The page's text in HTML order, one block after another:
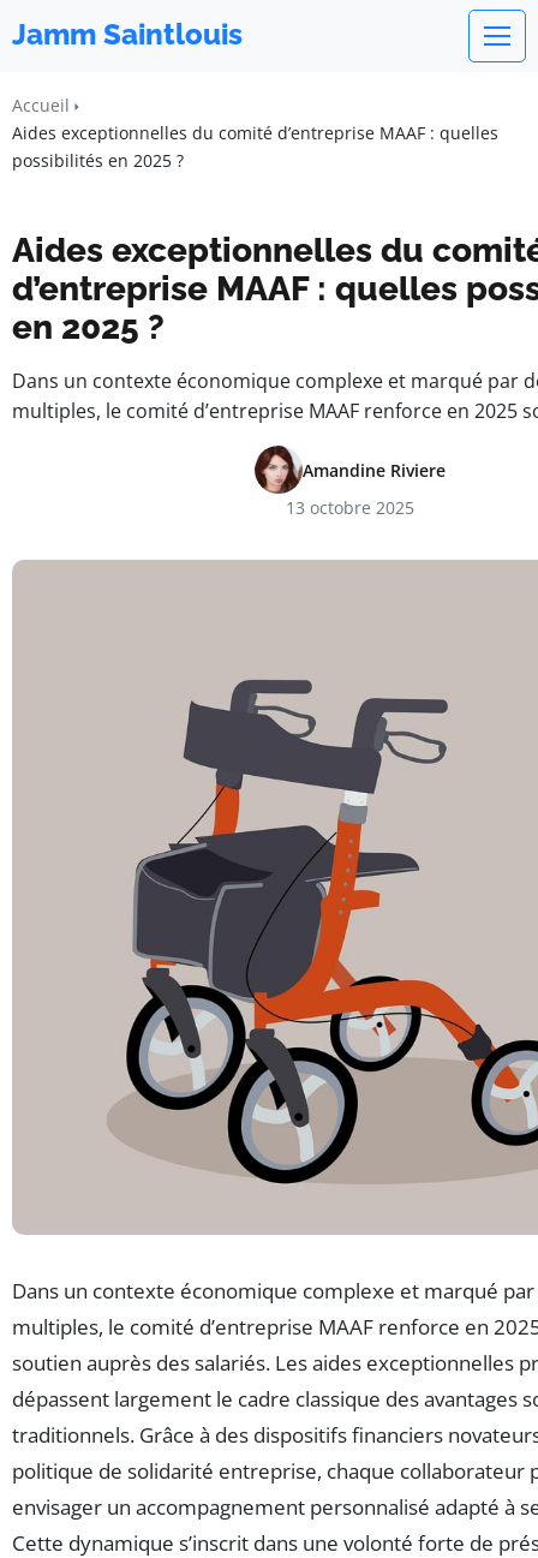
Jamm Saintlouis
Accueil
Aides exceptionnelles du comité d’entreprise MAAF : quelles
possibilités en 2025 ?
Aides exceptionnelles du
d’entreprise MAAF : quelles
en 2025 ?
Dans un contexte économique complexe et marqué par
multiples, le comité d’entreprise MAAF renforce en 2025
Amandine Riviere
13 octobre 2025
Dans un contexte économique complexe et marqué
multiples, le comité d’entreprise MAAF renforce en
soutien auprès des salariés. Les aides exceptionnelles
dépassent largement le cadre classique des avantages
traditionnels. Grâce à des dispositifs financiers
politique de solidarité entreprise, chaque collaborateur
envisager un accompagnement personnalisé adapté à
Cette dynamique s’inscrit dans une volonté forte de